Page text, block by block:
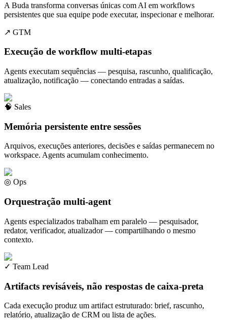
A Buda transforma conversas únicas com AI em workflows
persistentes que sua equipe pode executar, inspecionar e melhorar.
↗ GTM
Execução de workflow multi-etapas
Agents executam sequências — pesquisa, rascunho, qualificação,
atualização, notificação — conectando entradas a saídas.
🧠 Sales
Memória persistente entre sessões
Arquivos, execuções anteriores, decisões e saídas permanecem no
workspace. Agents acumulam conhecimento.
◎ Ops
Orquestração multi-agent
Agents especializados trabalham em paralelo — pesquisador,
redator, verificador, atualizador — compartilhando o mesmo
contexto.
✓ Team Lead
Artifacts revisáveis, não respostas de caixa-preta
Cada execução produz um artifact estruturado: brief, rascunho,
relatório, atualização de CRM ou lista de ações.